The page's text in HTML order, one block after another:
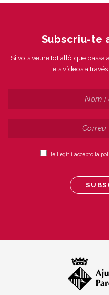
Subscriu-te
Si vols veure tot allò que passa
els vídeos a
He llegit i accepto la